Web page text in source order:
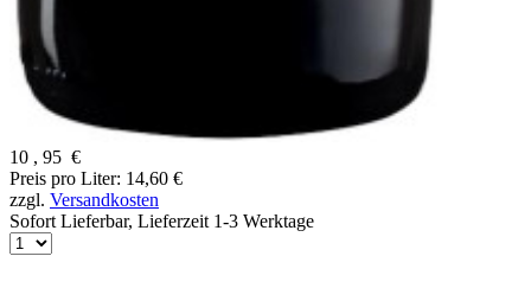
10 , 95 €
Preis pro Liter: 14,60 €
zzgl. Versandkosten
Sofort Lieferbar, Lieferzeit 1-3 Werktage